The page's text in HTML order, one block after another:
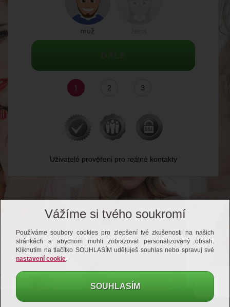
muž
1 2 3
Uživatelé prověřeni pro reálné kontakty
Vážíme si tvého soukromí
Používáme soubory cookies pro zlepšení tvé zkušenosti na našich
stránkách a abychom mohli zobrazovat personalizovaný obsah.
Kliknutím na tlačítko SOUHLASÍM uděluješ souhlas nebo spravuj své
nastavení cookie.
SOUHLASÍM